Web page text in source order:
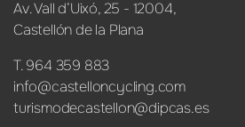
Av. Vall d’Uixó, 25 - 12004,
Castellón de la Plana
T. 964 359 883
info@castelloncycling.com
turismodecastellon@dipcas.es